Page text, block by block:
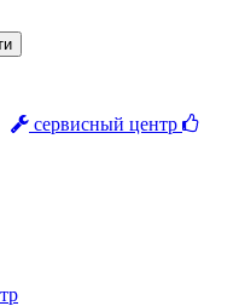
сервисный центр